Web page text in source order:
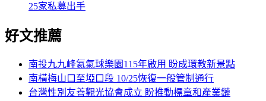
25家私募出手
好文推薦
南投九九峰氦氣球樂園115年啟用 盼成環教新景點
南橫梅山口至埡口段 10/25恢復一般管制通行
台灣性別友善觀光協會成立 盼推動標章和產業鏈